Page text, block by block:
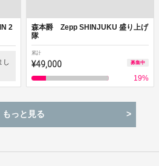
2
し
森本爵 Zepp SHINJUKU 盛り上げ
隊
累計
¥49,000 募集中
19%
もっと見る